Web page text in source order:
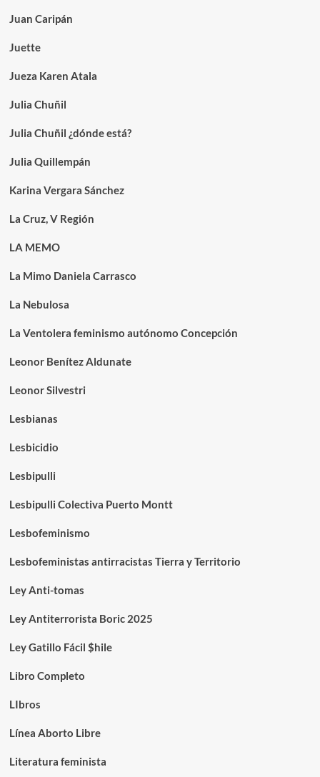
Juan Caripán
Juette
Jueza Karen Atala
Julia Chuñil
Julia Chuñil ¿dónde está?
Julia Quillempán
Karina Vergara Sánchez
La Cruz, V Región
LA MEMO
La Mimo Daniela Carrasco
La Nebulosa
La Ventolera feminismo autónomo Concepción
Leonor Benítez Aldunate
Leonor Silvestri
Lesbianas
Lesbicidio
Lesbipulli
Lesbipulli Colectiva Puerto Montt
Lesbofeminismo
Lesbofeministas antirracistas Tierra y Territorio
Ley Anti-tomas
Ley Antiterrorista Boric 2025
Ley Gatillo Fácil $hile
Libro Completo
LIbros
Línea Aborto Libre
Literatura feminista